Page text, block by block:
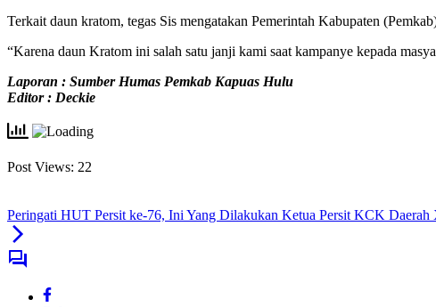
Terkait daun kratom, tegas Sis mengatakan Pemerintah Kabupaten
“Karena daun Kratom ini salah satu janji kami saat kampanye kepada
Laporan : Sumber Humas Pemkab Kapuas Hulu
Editor : Deckie
Post Views: 22
Peringati HUT Persit ke-76, Ini Yang Dilakukan Ketua Persit KCK